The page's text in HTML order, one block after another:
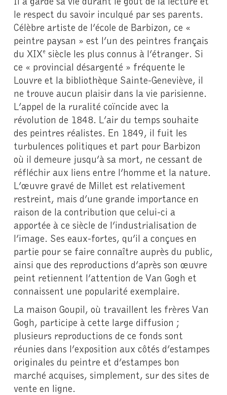
le respect du savoir inculqué par ses parents.
Célèbre artiste de l’école de Barbizon, ce «
peintre paysan » est l’un des peintres français
du XIXe siècle les plus connus à l’étranger. Si
ce « provincial désargenté » fréquente le
Louvre et la bibliothèque Sainte-Geneviève, il
ne trouve aucun plaisir dans la vie parisienne.
L’appel de la ruralité coïncide avec la
révolution de 1848. L’air du temps souhaite
des peintres réalistes. En 1849, il fuit les
turbulences politiques et part pour Barbizon
où il demeure jusqu’à sa mort, ne cessant de
réfléchir aux liens entre l’homme et la nature.
L’œuvre gravé de Millet est relativement
restreint, mais d’une grande importance en
raison de la contribution que celui-ci a
apportée à ce siècle de l’industrialisation de
l’image. Ses eaux-fortes, qu’il a conçues en
partie pour se faire connaître auprès du public,
ainsi que des reproductions d’après son œuvre
peint retiennent l’attention de Van Gogh et
connaissent une popularité exemplaire.
La maison Goupil, où travaillent les frères Van
Gogh, participe à cette large diffusion ;
plusieurs reproductions de ce fonds sont
réunies dans l’exposition aux côtés d’estampes
originales du peintre et d’estampes bon
marché acquises, simplement, sur des sites de
vente en ligne.